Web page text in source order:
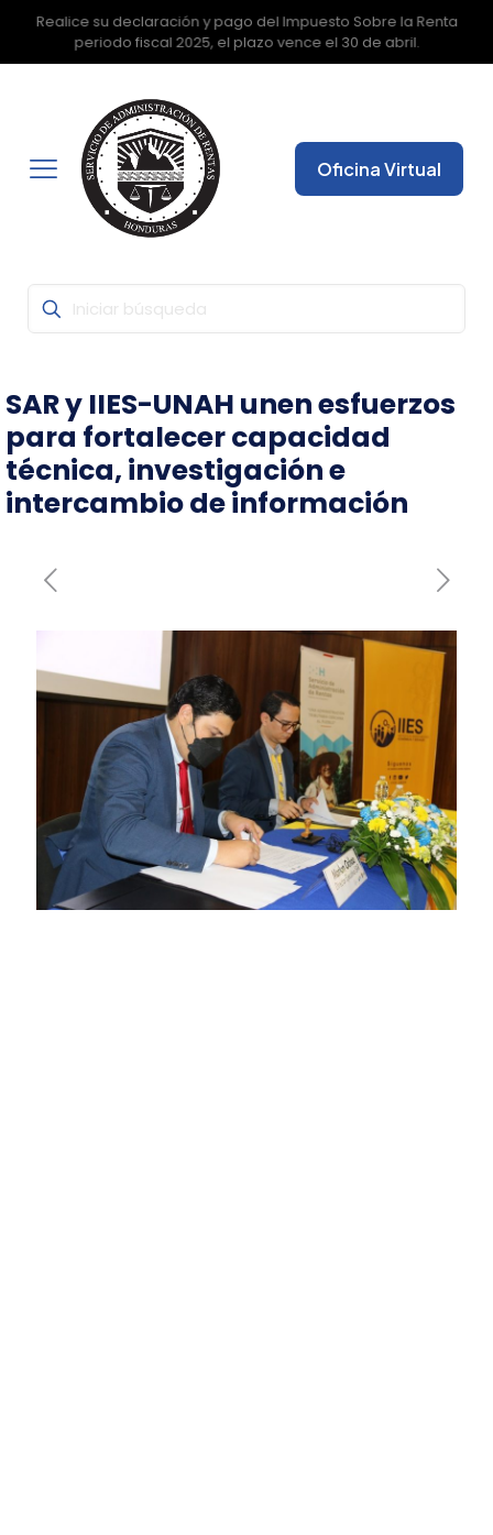
Con la Firma Electrónica Avanzada, seguridad y fiabilidad
garantizada para que pueda realizar todas sus gestiones
desde cualquier lugar.
SAR y IIES-UNAH unen esfuerzos
para fortalecer capacidad
técnica, investigación e
intercambio de información